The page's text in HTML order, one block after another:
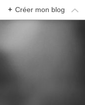
+ Créer mon blog